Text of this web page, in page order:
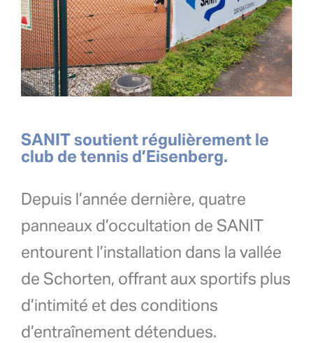
SANIT soutient régulièrement le
club de tennis d’Eisenberg.
Depuis l’année dernière, quatre
panneaux d’occultation de SANIT
entourent l’installation dans la vallée
de Schorten, offrant aux sportifs plus
d’intimité et des conditions
d’entraînement détendues.